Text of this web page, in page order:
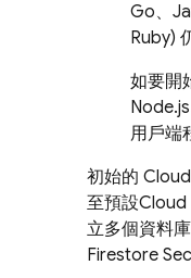
Go、
Ruby)
如要開
用戶端
初始的
至預設Cloud
立多個資料
Firestore